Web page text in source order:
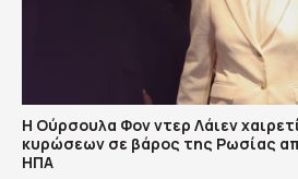
Η Ούρσουλα Φον ντερ Λάιεν
κυρώσεων σε βάρος της Ρωσίας
ΗΠΑ